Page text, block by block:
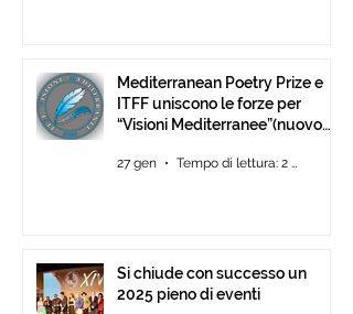
Mediterranean Poetry Prize e
ITFF uniscono le forze per
“Visioni Mediterranee”(nuovo
27 gen Tempo di lettura: 2 min
Si chiude con successo un
2025 pieno di eventi